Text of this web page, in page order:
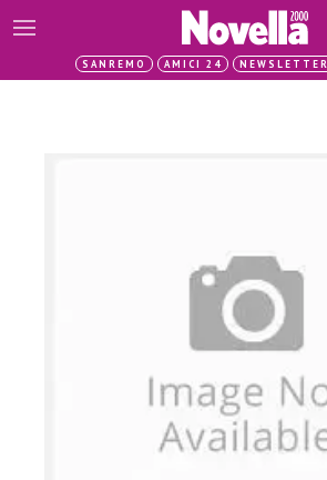
SANREMO AMICI 24 NEWSLETTER